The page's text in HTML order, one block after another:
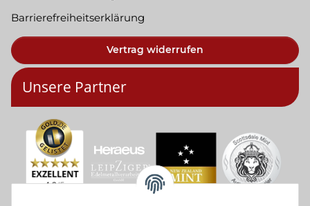
Barrierefreiheitserklärung
Vertrag widerrufen
Unsere Partner